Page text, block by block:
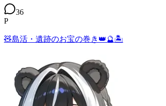
36
P
🧸島活・遺跡のお宝の巻き👑🔮🏝